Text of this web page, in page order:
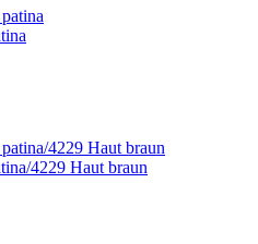
4229 Haut braun